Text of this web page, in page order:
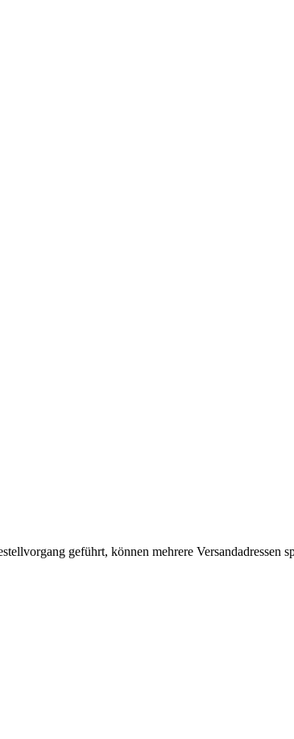
geführt, können mehrere Versandadressen